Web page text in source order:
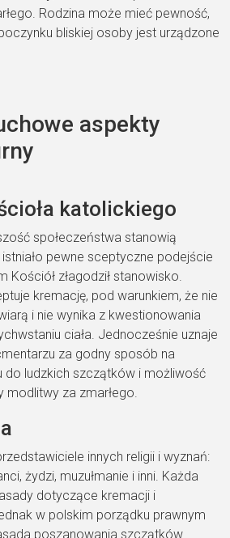
Rodzina może mieć pewność,
bliskiej osoby jest urządzone
aspekty
katolickiego
społeczeństwa stanowią
pewne sceptyczne podejście
Kościół złagodził stanowisko.
kremację, pod warunkiem, że nie
i nie wynika z kwestionowania
ciała. Jednocześnie uznaje
za godny sposób na
do ludzkich szczątków i możliwość
modlitwy za zmarłego.
innych religii i wyznań:
żydzi, muzułmanie i inni. Każda
dotyczące kremacji i
w polskim porządku prawnym
poszanowania szczątków